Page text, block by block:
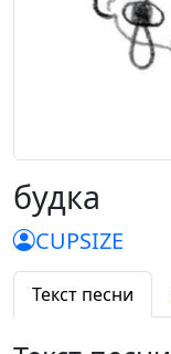
будка
CUPSIZE
Текст песни